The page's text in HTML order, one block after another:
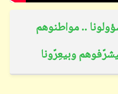
.. مواطنوهم
وبيعِرّونا